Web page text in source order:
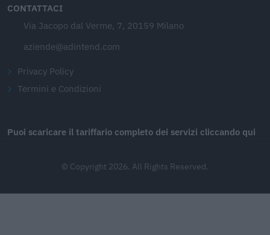
CONTATTACI
Via Jacopo dal Verme, 7, 20159 Milano
aziende@adintend.com
Privacy Policy
Termini e Condizioni
Puoi scaricare il tariffario completo dei servizi cliccando qui
© Copyright 2026. All Rights Reserved.